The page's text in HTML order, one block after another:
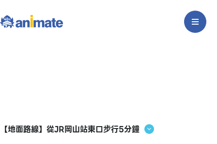
【地面路線】從JR岡山站東口步行5分鐘